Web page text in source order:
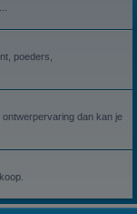
poeders,
ontwerpervaring dan kan je